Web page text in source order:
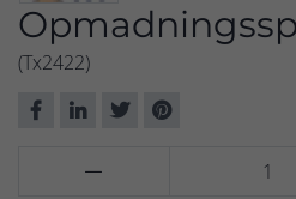
(Tx2422)
